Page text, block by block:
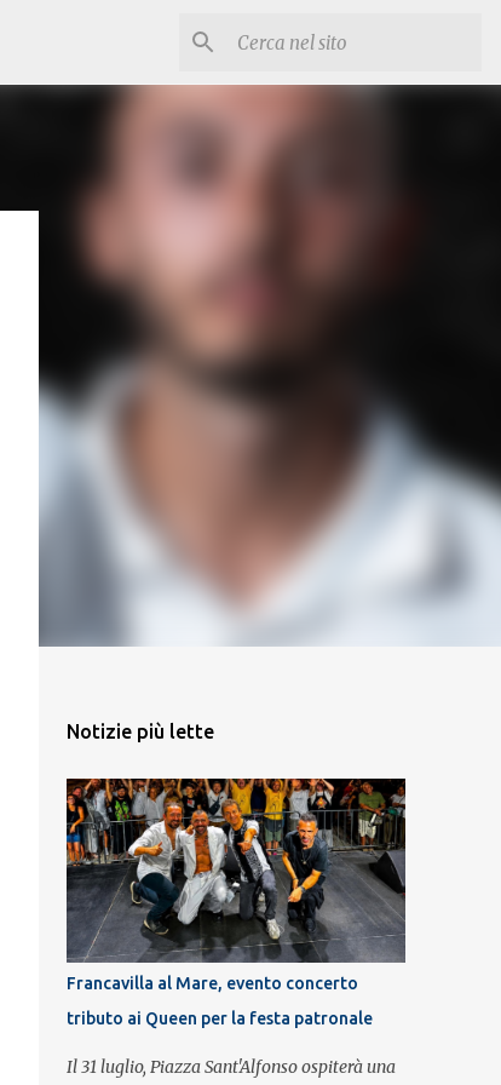
Notizie più lette
Francavilla al Mare, evento concerto
tributo ai Queen per la festa patronale
Il 31 luglio, Piazza Sant'Alfonso ospiterà una